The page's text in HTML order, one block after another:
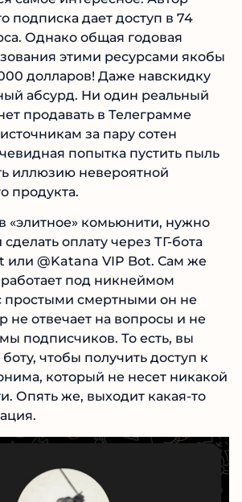
$99. Именно с этого
и начинается самое
заявляет, что его подписка
закрытых ресурса. Однако
пользования этими
составляет 120 000
навскидку звучит как полный
реальный трейдер не станет
доступ к таким
сотен баксов. Здесь
пустить пыль в глаза и
невероятной ценности
«элитное» комьюнити, нужно
оплату через ТГ-бота
или @Katana VIP Bot. Сам же
под никнеймом
простыми смертными он не
не отвечает на вопросы и не
подписчиков. То есть, вы
боту, чтобы получить доступ к
который не несет
Опять же, выходит
ситуация.